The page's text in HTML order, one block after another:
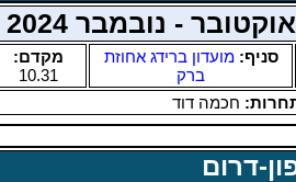
- נובמבר 2024
סניף:מועדון ברידג אחוזת
ברק
מקדם:
10.31
חכמה דוד
דרום